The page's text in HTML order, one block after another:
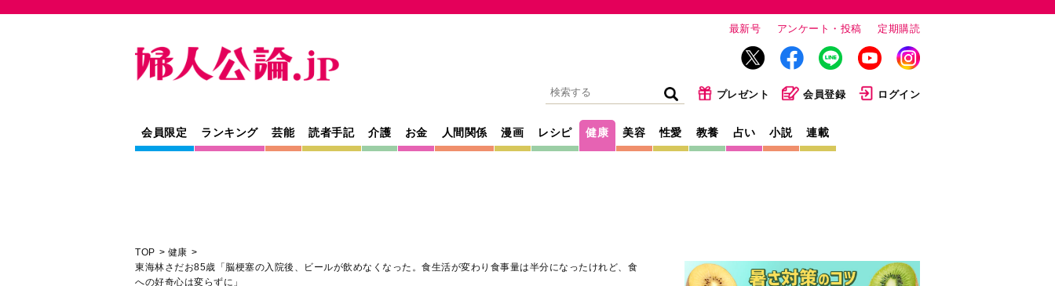
最新号 アンケート・投稿 定期購読
プレゼント 会員登録 ログイン
会員限定 ランキング 芸能 読者手記 介護 お金 人間関係 漫画 レシピ 健康 美容 性愛 教養 占い 小説 連載
東海林さだお85歳「脳梗塞の入院後、